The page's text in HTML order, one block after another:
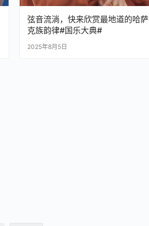
弦音流淌，快来欣赏最地道的哈萨
克族韵律#国乐大典#
2025年8月5日